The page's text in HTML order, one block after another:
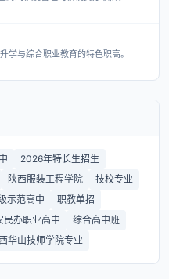
学与综合职业教育的特色职高。
2026年特长生招生
陕西服装工程学院
技校专业
示范高中
职教单招
民办职业高中
综合高中班
华山技师学院专业